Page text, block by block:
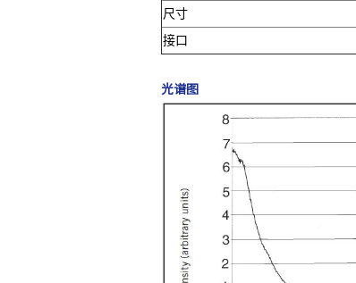
尺寸
接口
光谱图